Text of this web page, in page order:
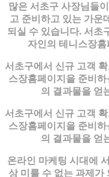
많은 서초구 사장님들
고 준비하고 있는 가운
되실 수 있습니다. 서초
자인의 테니스장
서초구에서 신규 고객
스장홈페이지을 준비
의 결과물을 얻
서초구에서 신규 고객
스장홈페이지을 준비
의 결과물을 얻
온라인 마케팅 시대에
상 미룰 수 없는 과제가